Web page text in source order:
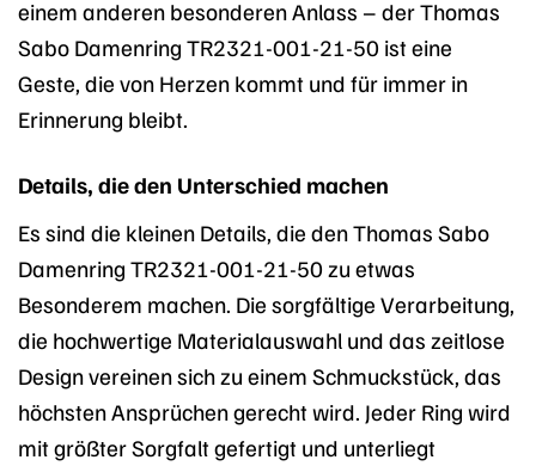
einem anderen besonderen Anlass – der Thomas
Sabo Damenring TR2321-001-21-50 ist eine
Geste, die von Herzen kommt und für immer in
Erinnerung bleibt.
Details, die den Unterschied machen
Es sind die kleinen Details, die den Thomas Sabo
Damenring TR2321-001-21-50 zu etwas
Besonderem machen. Die sorgfältige Verarbeitung,
die hochwertige Materialauswahl und das zeitlose
Design vereinen sich zu einem Schmuckstück, das
höchsten Ansprüchen gerecht wird. Jeder Ring wird
mit größter Sorgfalt gefertigt und unterliegt